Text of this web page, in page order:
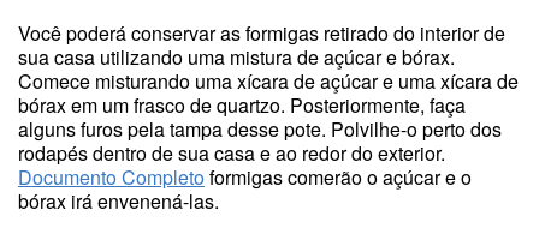
Você poderá conservar as formigas retirado do interior de
sua casa utilizando uma mistura de açúcar e bórax.
Comece misturando uma xícara de açúcar e uma xícara de
bórax em um frasco de quartzo. Posteriormente, faça
alguns furos pela tampa desse pote. Polvilhe-o perto dos
rodapés dentro de sua casa e ao redor do exterior.
Documento Completoformigas comerão o açúcar e o
bórax irá envenená-las.